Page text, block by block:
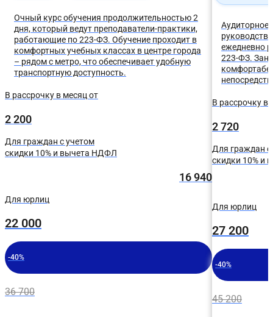
Очный курс обучения продолжительностью 2
дня, который ведут преподаватели-практики,
работающие по 223-ФЗ. Обучение проходит в
комфортных учебных классах в центре города
– рядом с метро, что обеспечивает удобную
транспортную доступность.
В рассрочку в месяц от
2 200
Для граждан с учетом
скидки 10% и вычета НДФЛ
16 940
Для юрлиц
22 000
-40%
36 700
Аудиторное
ежедневно
223-ФЗ.
В рассрочку в
2 720
Для граждан с
скидки 10% и
Для юрлиц
27 200
-40%
45 200